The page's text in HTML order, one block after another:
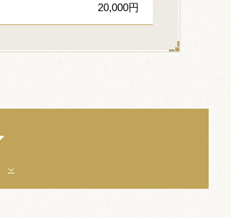
20,000円